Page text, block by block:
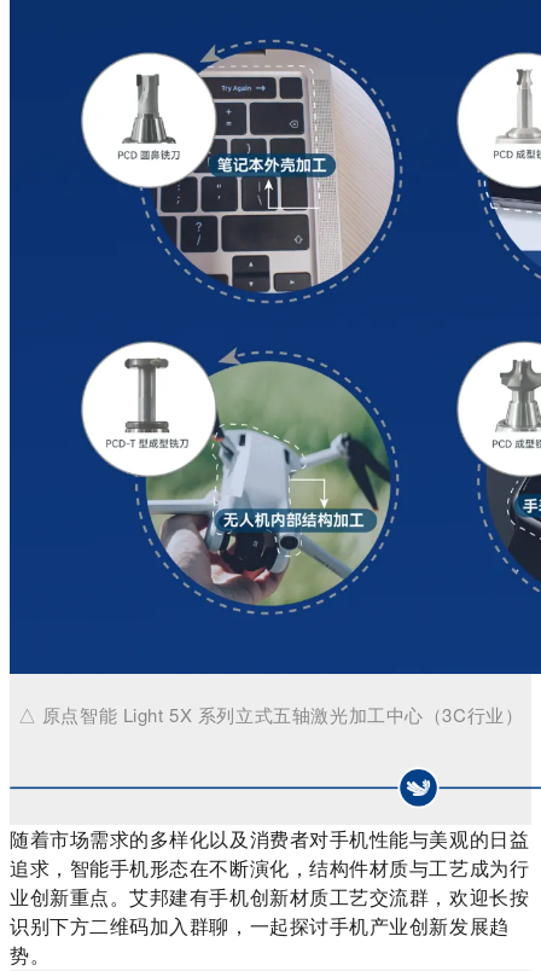
△ 原点智能 Light 5X 系列立式五轴激光加工中心（3C行业）
随着市场需求的多样化以及消费者对手机性能与美观的日益
追求，智能手机形态在不断演化，结构件材质与工艺成为行
业创新重点。艾邦建有手机创新材质工艺交流群，欢迎长按
识别下方二维码加入群聊，一起探讨手机产业创新发展趋
势。